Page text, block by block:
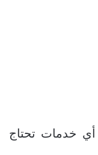
أي خدمات تحتاج